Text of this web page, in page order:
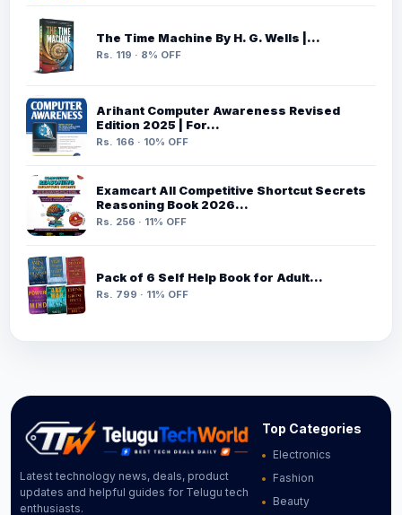
The Time Machine By H. G. Wells |…
Rs. 119 · 8% OFF
Arihant Computer Awareness Revised
Edition 2025 | For…
Rs. 166 · 10% OFF
Examcart All Competitive Shortcut Secrets
Reasoning Book 2026…
Rs. 256 · 11% OFF
Pack of 6 Self Help Book for Adult…
Rs. 799 · 11% OFF
Latest technology news, deals, product
updates and helpful guides for Telugu tech
enthusiasts.
Top Categories
Electronics
Fashion
Beauty